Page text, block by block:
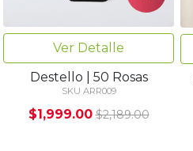
Ver Detalle
Destello | 50 Rosas
SKU ARR009
$1,999.00 $2,189.00